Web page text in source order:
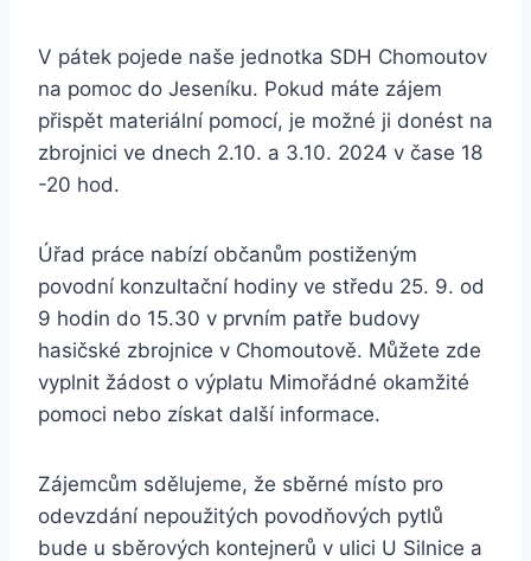
V pátek pojede naše jednotka SDH Chomoutov
na pomoc do Jeseníku. Pokud máte zájem
přispět materiální pomocí, je možné ji donést na
zbrojnici ve dnech 2.10. a 3.10. 2024 v čase 18
-20 hod.
Úřad práce nabízí občanům postiženým
povodní konzultační hodiny ve středu 25. 9. od
9 hodin do 15.30 v prvním patře budovy
hasičské zbrojnice v Chomoutově. Můžete zde
vyplnit žádost o výplatu Mimořádné okamžité
pomoci nebo získat další informace.
Zájemcům sdělujeme, že sběrné místo pro
odevzdání nepoužitých povodňových pytlů
bude u sběrových kontejnerů v ulici U Silnice a